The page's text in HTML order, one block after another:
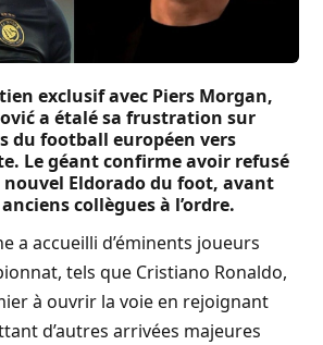
exclusif avec Piers Morgan,
a étalé sa frustration sur
du football européen vers
Le géant confirme avoir refusé
nouvel Eldorado du foot, avant
collègues à l’ordre.
a accueilli d’éminents joueurs
tels que Cristiano Ronaldo,
à ouvrir la voie en rejoignant
d’autres arrivées majeures